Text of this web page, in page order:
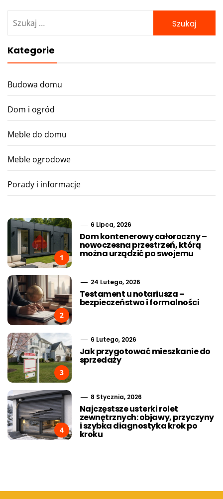
Kategorie
Budowa domu
Dom i ogród
Meble do domu
Meble ogrodowe
Porady i informacje
1
6 Lipca, 2026
Dom kontenerowy całoroczny –
nowoczesna przestrzeń, którą
można urządzić po swojemu
2
24 Lutego, 2026
Testament u notariusza –
bezpieczeństwo i formalności
3
6 Lutego, 2026
Jak przygotować mieszkanie do
sprzedaży
4
8 Stycznia, 2026
Najczęstsze usterki rolet
zewnętrznych: objawy, przyczyny
i szybka diagnostyka krok po
kroku